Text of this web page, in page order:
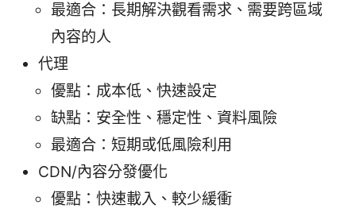
最適合：長期解決觀看需求、需要跨區域
內容的人
代理
優點：成本低、快速設定
缺點：安全性、穩定性、資料風險
最適合：短期或低風險利用
CDN/內容分發優化
優點：快速載入、較少緩衝